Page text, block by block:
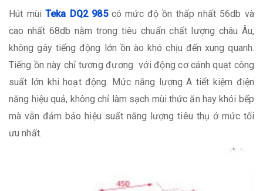
Hút mùiTeka DQ2 985 có mức độ ồn thấp nhất 56db và
cao nhất 68db nằm trong tiêu chuẩn chất lượng châu Âu,
không gây tiếng động lớn ồn ào khó chịu đến xung quanh.
Tiếng ồn này chỉ tương đương với động cơ cánh quạt công
suất lớn khi hoạt động. Mức năng lượng A tiết kiệm điện
năng hiệu quả, không chỉ làm sạch mùi thức ăn hay khói bếp
mà vẫn đảm bảo hiệu suất năng lượng tiêu thụ ở mức tối
ưu nhất.